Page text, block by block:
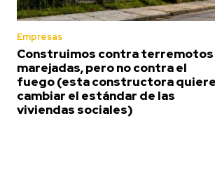
Empresas
Construimos contra terremotos
marejadas, pero no contra el
fuego (esta constructora quiere
cambiar el estándar de las
viviendas sociales)